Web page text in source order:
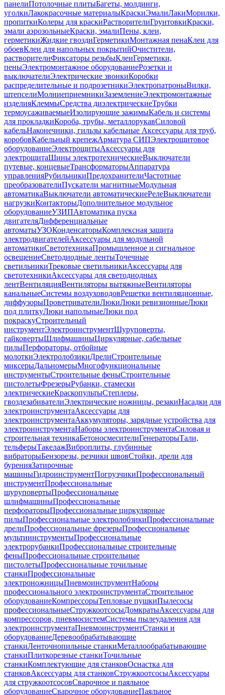
панелиПотолочные плитыБагеты, молдинги,
уголкиЛакокрасочные материалыКраскиЭмалиЛакиМорилки,
пропиткиКолеры для краскиРастворителиГрунтовкиКраски,
эмали аэрозольныеКраски, эмалиПены, клеи,
герметикиЖидкие гвоздиГерметикиМонтажная пенаКлеи для
обоевКлеи для напольных покрытийОчистители,
растворителиФиксаторы резьбыКлеиГерметики,
пеныЭлектромонтажное оборудованиеРозетки и
выключателиЭлектрические звонкиКоробки
распределительные и подрозетникиЭлектропатроныВилки,
штепселиМолниеприемникиЗаземлениеЭлектромонтажные
изделияКлеммыСредства диэлектрическиеТрубки
термоусаживаемыеИзолирующие зажимыКабель и системы
для прокладкиКороба, трубы, металлорукавСиловой
кабельНаконечники, гильзы кабельные Аксессуары для труб,
коробовКабельный крепежАрматура СИПЭлектрощитовое
оборудованиеЭлектрощитыАксессуары для
электрощитаШины электротехническиеВыключатели
путевые, концевыеТрансформаторыАппаратура
управленияРубильникиПредохранителиЧастотные
преобразователиПускатели магнитныеМодульная
автоматикаВыключатели автоматическиеРелеВыключатели
нагрузкиКонтакторыДополнительное модульное
оборудованиеУЗИПАвтоматика пуска
двигателяДифференциальные
автоматыУЗОКонденсаторыКомплексная защита
электродвигателейАксессуары для модульной
автоматикиСветотехникаПромышленное и сигнальное
освещениеСветодиодные лентыТочечные
светильникиТрековые светильникиАксессуары для
светотехникиАксессуары для светодиодных
лентВентиляцияВентиляторы вытяжныеВентиляторы
канальныеСистемы воздуховодовРешетки вентиляционные,
диффузорыПроветривателиЛюкиЛюки ревизионныеЛюки
под плиткуЛюки напольныеЛюки под
покраскуСтроительный
инструментЭлектроинструментШуруповерты,
гайковертыШлифмашиныЦиркулярные, сабельные
пилыПерфораторы, отбойные
молоткиЭлектролобзикиДрелиСтроительные
миксерыДальномерыМногофункциональные
инструментыСтроительные феныСтроительные
пистолетыФрезерыРубанки, стамески
электрическиеКраскопультыСтеплеры,
гвоздезабивателиЭлектрические ножницы, резакиНасадки для
электроинструментаАксессуары для
электроинструментаАккумуляторы, зарядные устройства для
электроинструментаНаборы электроинструментаСиловая и
строительная техникаБетоносмесителиГенераторыТали,
тельферыТакелажВиброплиты, глубинные
вибраторыБензорезы, резчики швовСтойки, дрели для
буренияЗатирочные
машиныГидроинструментПогрузчикиПрофессиональный
инструментПрофессиональные
шуруповертыПрофессиональные
шлифмашиныПрофессиональные
перфораторыПрофессиональные циркулярные
пилыПрофессиональные электролобзикиПрофессиональные
дрелиПрофессиональные фрезерыПрофессиональные
мультиинструментыПрофессиональные
электрорубанкиПрофессиональные строительные
феныПрофессиональные строительные
пистолетыПрофессиональные точильные
станкиПрофессиональные
электроножницыПневмоинструментНаборы
профессионального электроинструментаСтроительное
оборудованиеКомпрессорыТепловые пушкиПылесосы
профессиональныеСтружкоотсосыДомкратыАксессуары для
компрессоров, пневмосистемСистемы пылеудаления для
электроинструментаПневмоинструментСтанки и
оборудованиеДеревообрабатывающие
станкиЛенточнопильные станкиМеталлообрабатывающие
станкиПлиткорезные станкиТочильные
станкиКомплектующие для станковОснастка для
станковАксессуары для станковСтружкоотсосыАксессуары
для стружкоотсосовСварочное и паяльное
оборудованиеСварочное оборудованиеПаяльное